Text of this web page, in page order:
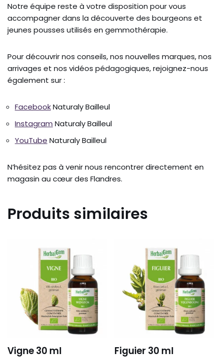
Notre équipe reste à votre disposition pour vous
accompagner dans la découverte des bourgeons et
jeunes pousses utilisés en gemmothérapie.
Pour découvrir nos conseils, nos nouvelles marques, nos
arrivages et nos vidéos pédagogiques, rejoignez-nous
également sur :
FacebookNaturaly Bailleul
Instagram Naturaly Bailleul
YouTube Naturaly Bailleul
N’hésitez pas à venir nous rencontrer directement en
magasin au cœur des Flandres.
Produits similaires
Vigne 30 ml Figuier 30 ml